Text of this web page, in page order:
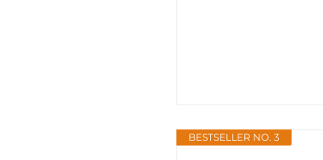
BESTSELLER NO. 3